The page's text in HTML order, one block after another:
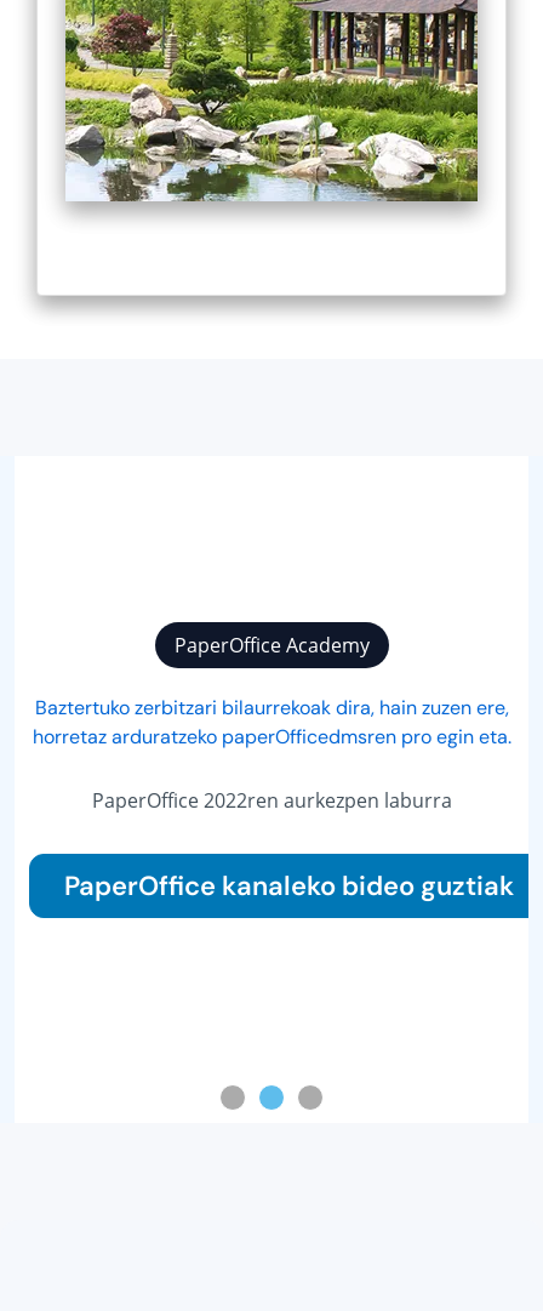
Bertsio berria
Etxebizitzaren kudeaketa sistema (DMS)-ek
abantaila izaten dute etxe- kudeatzaileentzat:
bateko ebazpenak 2023an
Iruzkinariarin gida irakurri